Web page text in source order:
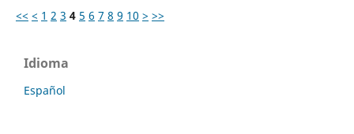
<< < 1 2 3 4 5 6 7 8 9 10 > >>
Idioma
Español